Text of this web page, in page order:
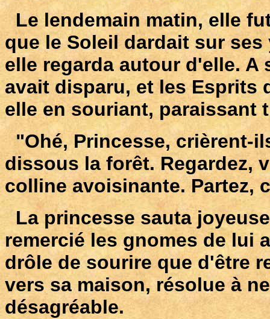
Le lendemain matin, elle
que le Soleil dardait sur
elle regarda autour d'elle.
avait disparu, et les Esprits
elle en souriant, paraissant
"Ohé, Princesse, crièrent-
dissous la forêt. Regardez,
colline avoisinante. Partez,
La princesse sauta
remercié les gnomes de lui
drôle de sourire que d'être
vers sa maison, résolue à
désagréable.